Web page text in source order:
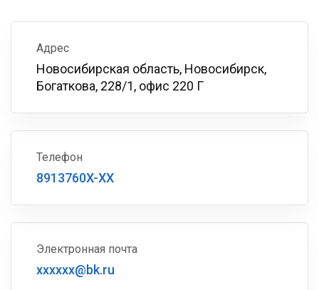
Адрес
Новосибирская область, Новосибирск,
Богаткова, 228/1, офис 220 Г
Телефон
8913760X-XX
Электронная почта
xxxxxx@bk.ru